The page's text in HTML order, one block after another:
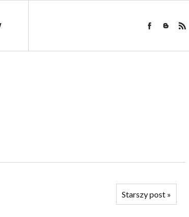
Starszy post »